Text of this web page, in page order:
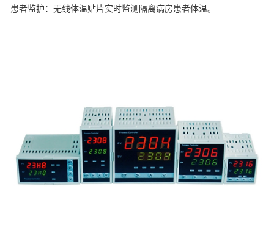
‌患者监护‌：无线体温贴片实时监测隔离病房患者体温。